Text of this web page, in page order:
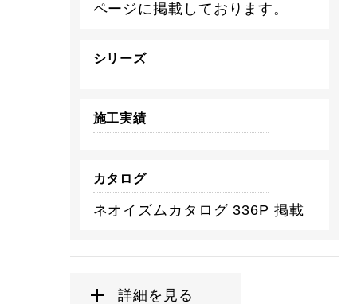
ページに掲載しております。
シリーズ
施工実績
カタログ
ネオイズムカタログ 336P 掲載
詳細を見る